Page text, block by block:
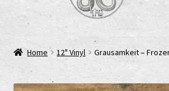
Home 12" Vinyl Grausamkeit –